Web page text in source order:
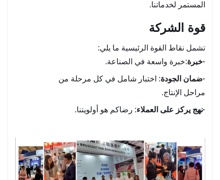
المستمر لخدماتنا.
قوة الشركة
تشمل نقاط القوة الرئيسية ما يلي:
·خبرة:خبرة واسعة في الصناعة.
·ضمان الجودة: اختبار شامل في كل مرحلة من
مراحل الإنتاج.
·نهج يركز على العملاء: رضاكم هو أولويتنا.